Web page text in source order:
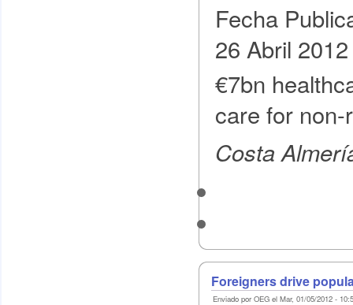
Fecha
26 Abril 2012
€7bn
care for
Costa
Foreigners drive
Enviado por OEG el Mar, 01/05/2012 -